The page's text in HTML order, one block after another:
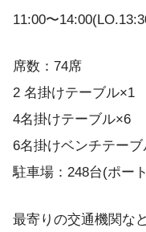
11:00〜
席数：74席
2 名掛けテーブル×1
4名掛けテーブル×6
6名掛けベンチテーブ
駐車場：248台(ポー
最寄りの交通機関な